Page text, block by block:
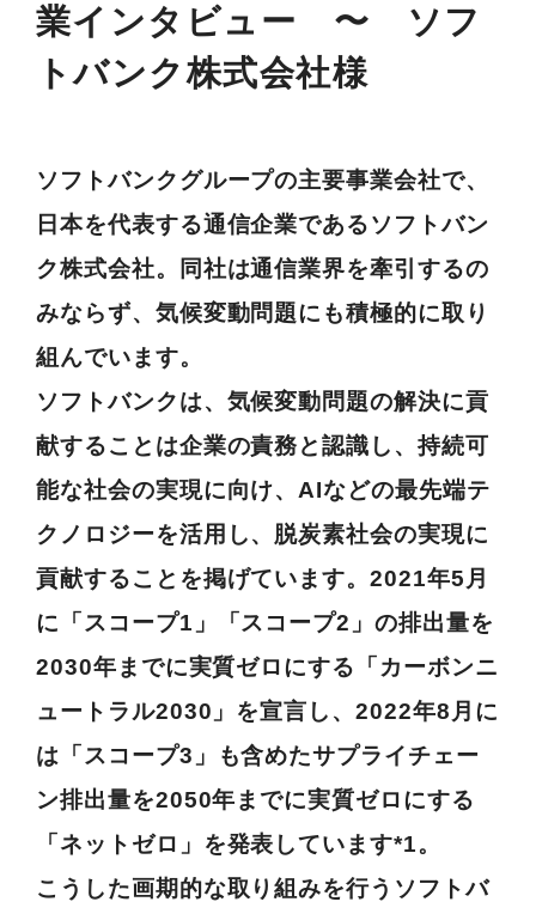
業インタビュー 〜 ソフ
トバンク株式会社様
ソフトバンクグループの主要事業会社で、
日本を代表する通信企業であるソフトバン
ク株式会社。同社は通信業界を牽引するの
みならず、気候変動問題にも積極的に取り
組んでいます。
ソフトバンクは、気候変動問題の解決に貢
献することは企業の責務と認識し、持続可
能な社会の実現に向け、AIなどの最先端テ
クノロジーを活用し、脱炭素社会の実現に
貢献することを掲げています。2021年5月
に「スコープ1」「スコープ2」の排出量を
2030年までに実質ゼロにする「カーボンニ
ュートラル2030」を宣言し、2022年8月に
は「スコープ3」も含めたサプライチェー
ン排出量を2050年までに実質ゼロにする
「ネットゼロ」を発表しています*1。
こうした画期的な取り組みを行うソフトバ